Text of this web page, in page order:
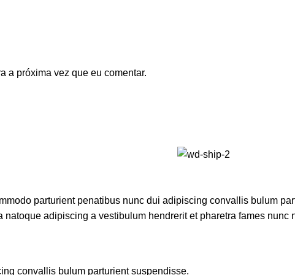
a próxima vez que eu comentar.
parturient penatibus nunc dui adipiscing convallis bulum
adipiscing a vestibulum hendrerit et pharetra fames nunc
convallis bulum parturient suspendisse.